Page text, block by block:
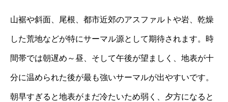
山裾や斜面、尾根、都市近郊のアスファルトや岩、乾燥
した荒地などが特にサーマル源として期待されます。時
間帯では朝遅め～昼、そして午後が望ましく、地表が十
分に温められた後が最も強いサーマルが出やすいです。
朝早すぎると地表がまだ冷たいため弱く、夕方になると